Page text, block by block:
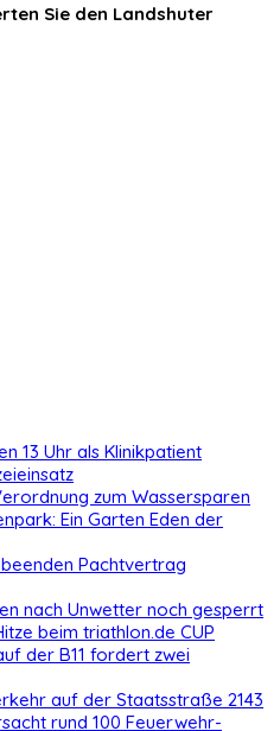
Sie den Landshuter
13 Uhr als Klinikpatient
zum Wassersparen
Ein Garten Eden der
beenden Pachtvertrag
nach Unwetter noch gesperrt
beim triathlon.de CUP
der B11 fordert zwei
auf der Staatsstraße 2143
rund 100 Feuerwehr-